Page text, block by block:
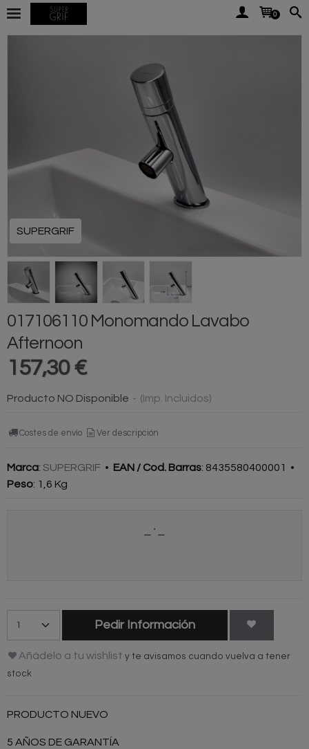
0
SUPERGRIF
017106110 Monomando Lavabo
Afternoon
157,30 €
Producto NO Disponible - (Imp. Incluidos)
Costes de envío Ver descripción
Marca: SUPERGRIF • EAN / Cod. Barras: 8435580400001
•
Peso: 1,6 Kg
Pedir Información
Añádelo a tu wishlist y te avisamos cuando vuelva a tener
stock
PRODUCTO NUEVO
5 AÑOS DE GARANTÍA